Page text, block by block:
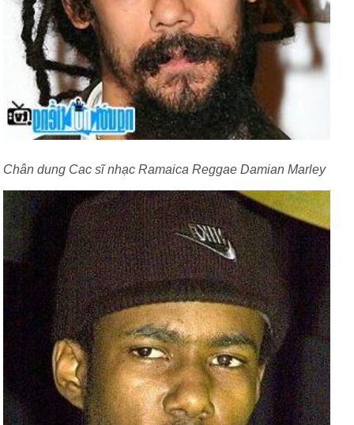
Chân dung Cac sĩ nhạc Ramaica Reggae Damian Marley